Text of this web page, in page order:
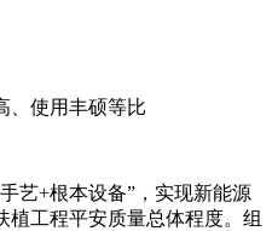
、使用丰硕等比
+根本设备”，实现新能源
工程平安质量总体程度。组